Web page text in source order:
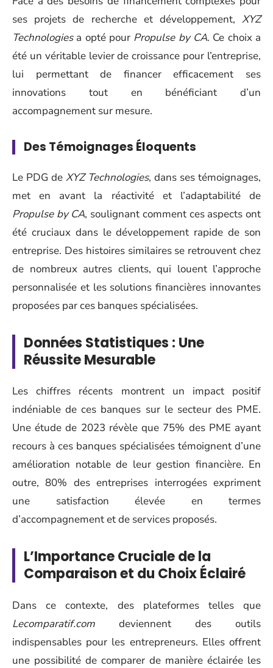
ses projets de recherche et développement, XYZ
Technologiesa opté pour Propulse by CA. Ce choix a
été un véritable levier de croissance pour l’entreprise,
lui permettant de financer efficacement ses
innovations tout en bénéficiant d’un
accompagnement sur mesure.
Des Témoignages Éloquents
Le PDG de XYZ Technologies, dans ses témoignages,
met en avant la réactivité et l’adaptabilité de
Propulse by CA, soulignant comment ces aspects ont
été cruciaux dans le développement rapide de son
entreprise. Des histoires similaires se retrouvent chez
de nombreux autres clients, qui louent l’approche
personnalisée et les solutions financières innovantes
proposées par ces banques spécialisées.
Données Statistiques : Une
Réussite Mesurable
Les chiffres récents montrent un impact positif
indéniable de ces banques sur le secteur des PME.
Une étude de 2023 révèle que 75% des PME ayant
recours à ces banques spécialisées témoignent d’une
amélioration notable de leur gestion financière. En
outre, 80% des entreprises interrogées expriment
une satisfaction élevée en termes
d’accompagnement et de services proposés.
L’Importance Cruciale de la
Comparaison et du Choix Éclairé
Dans ce contexte, des plateformes telles que
Lecomparatif.com deviennent des outils
indispensables pour les entrepreneurs. Elles offrent
une possibilité de comparer de manière éclairée les